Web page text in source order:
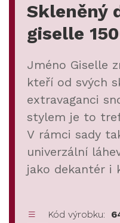
Skleněný
giselle
Jméno Giselle
kteří od svých
extravaganci
stylem je to
V rámci sady
univerzální
jako dekantér i
Kód výrobku: